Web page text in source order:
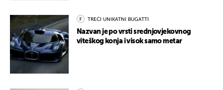
TREĆI UNIKATNI BUGATTI
Nazvan je po vrsti srednjovjekovnog
viteškog konja i visok samo metar